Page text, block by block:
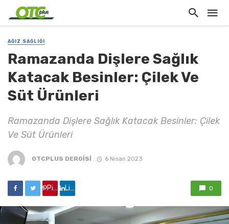
AĞIZ SAĞLIĞI
Ramazanda Dişlere Sağlık
Katacak Besinler: Çilek Ve
Süt Ürünleri
Ramazanda Dişlere Sağlık Katacak Besinler: Çilek
Ve Süt Ürünleri
OTCPLUS DERGİSİ 6 Nisan 2023
Pinterest'de paylaş Linkedin'de paylaş 0